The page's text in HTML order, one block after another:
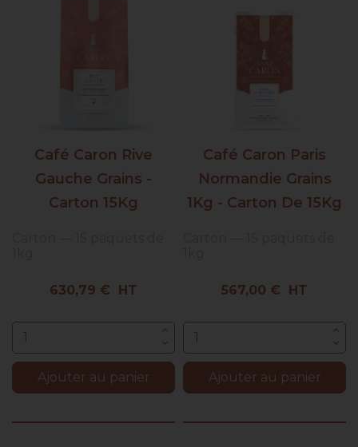
Café Caron Rive
Gauche Grains -
Carton 15Kg
Prix
630,79 € HT
Ajouter au panier
Café Caron Paris
Normandie Grains
1Kg - Carton De 15Kg
Prix
567,00 € HT
Ajouter au panier